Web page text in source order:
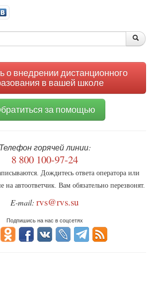
о внедрении дистанционного
в вашей школе
за помощью
Телефон горячей линии:
8 800 100-97-24
Дождитесь ответа оператора или
на автоответчик. Вам обязательно перезвонят.
E-mail: rvs@rvs.su
Подпишись на нас в соцсетях